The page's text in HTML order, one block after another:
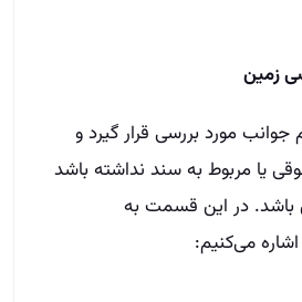
زمین
جوانب مورد بررسی قرار گیرد و
یا مربوط به سند نداشته باشد
در این قسمت به
می‌کنیم: